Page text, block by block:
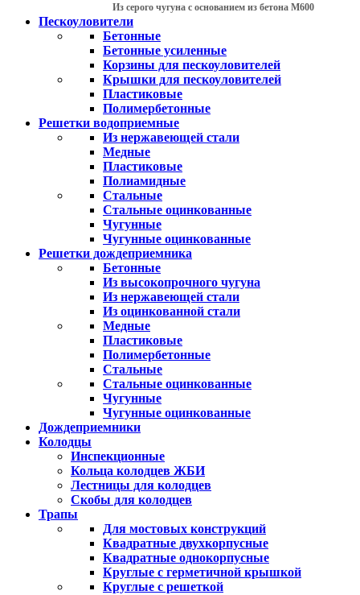
Из серого чугуна с основанием из бетона М600
Пескоуловители
Бетонные
Бетонные усиленные
Корзины для пескоуловителей
Крышки для пескоуловителей
Пластиковые
Полимербетонные
Решетки водоприемные
Из нержавеющей стали
Медные
Пластиковые
Полиамидные
Стальные
Стальные оцинкованные
Чугунные
Чугунные оцинкованные
Решетки дождеприемника
Бетонные
Из высокопрочного чугуна
Из нержавеющей стали
Из оцинкованной стали
Медные
Пластиковые
Полимербетонные
Стальные
Стальные оцинкованные
Чугунные
Чугунные оцинкованные
Дождеприемники
Колодцы
Инспекционные
Кольца колодцев ЖБИ
Лестницы для колодцев
Скобы для колодцев
Трапы
Для мостовых конструкций
Квадратные двухкорпусные
Квадратные однокорпусные
Круглые с герметичной крышкой
Круглые с решеткой